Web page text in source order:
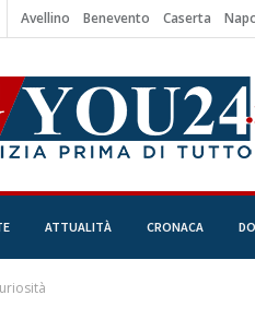
Avellino Benevento Caserta
ATTUALITÀ CRONACA